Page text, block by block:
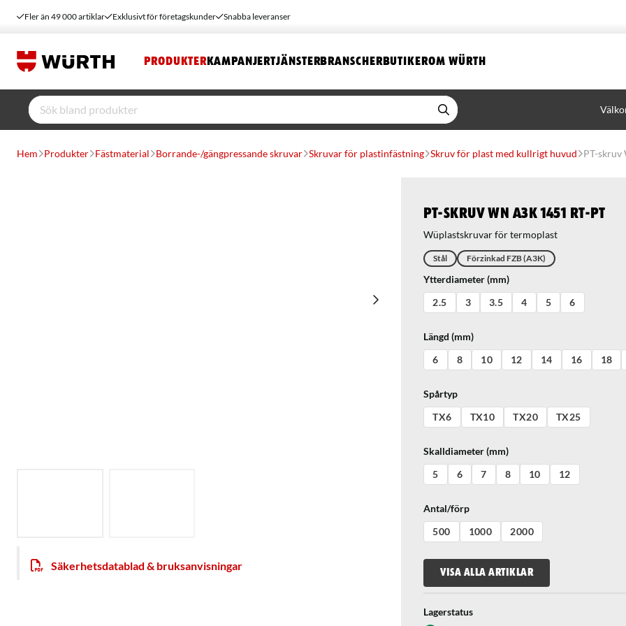
Fler än 49 000 artiklar Exklusivt för företagskunder Snabba leveranser
PRODUKTER KAMPANJERTJÄNSTERBRANSCHERBUTIKEROM WÜRTH
Hem Produkter Fästmaterial Borrande-/gängpressande skruvar Skruvar för plastinfästning Skruv för plast med kullrigt huvud PT-skruv
PT-skruv WN A3K 1451 RT-PT
Wüplastskruvar för termoplast
Stål Förzinkad FZB (A3K)
Ytterdiameter (mm)
2.5
3 3.5 4 5 6
Längd (mm)
6
8 10 12 14 16 18
Spårtyp
TX6
TX10 TX20 TX25
Skalldiameter (mm)
5
6 7 8 10 12
Antal/förp
500
1000 2000
VISA ALLA ARTIKLAR
Lagerstatus
Säkerhetsdatablad & bruksanvisningar